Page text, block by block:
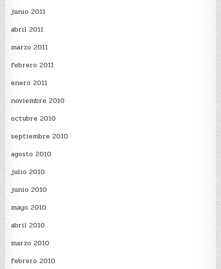
junio 2011
abril 2011
marzo 2011
febrero 2011
enero 2011
noviembre 2010
octubre 2010
septiembre 2010
agosto 2010
julio 2010
junio 2010
mayo 2010
abril 2010
marzo 2010
febrero 2010